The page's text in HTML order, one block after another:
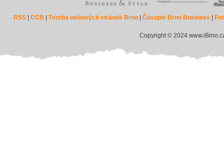
RSS |CCB |Tvorba webových stránek Brno |Časopis Brno Business
Copyright © 2024